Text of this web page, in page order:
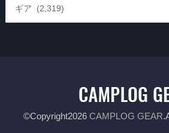
©Copyright2026 CAMPLOG GEAR